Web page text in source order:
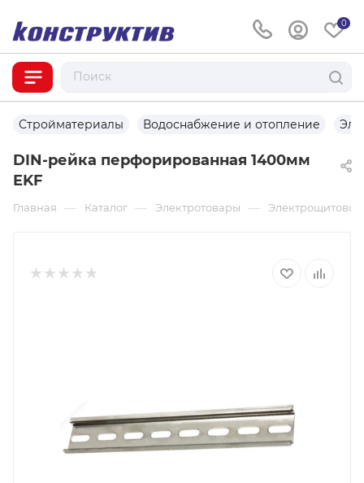
0
Стройматериалы Водоснабжение и отопление
DIN-рейка перфорированная 1400мм
EKF
Главная — Каталог — Электротовары —